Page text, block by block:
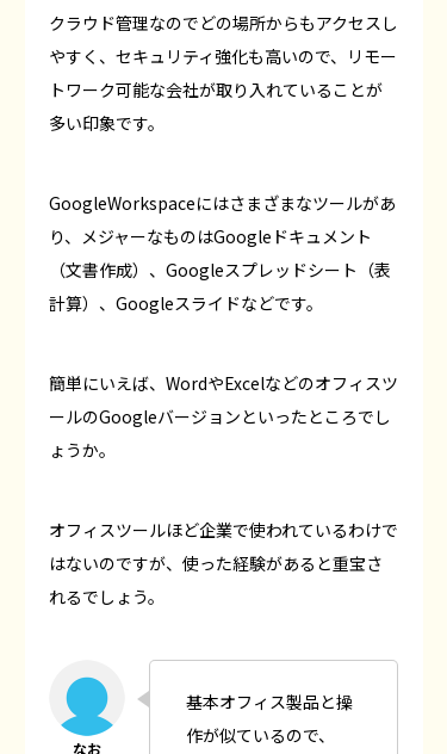
クラウド管理なのでどの場所からもアクセスし
やすく、セキュリティ強化も高いので、リモー
トワーク可能な会社が取り入れていることが
多い印象です。
GoogleWorkspaceにはさまざまなツールがあ
り、メジャーなものはGoogleドキュメント
（文書作成）、Googleスプレッドシート（表
計算）、Googleスライドなどです。
簡単にいえば、WordやExcelなどのオフィスツ
ールのGoogleバージョンといったところでし
ょうか。
オフィスツールほど企業で使われているわけで
はないのですが、使った経験があると重宝さ
れるでしょう。
基本オフィス製品と操
作が似ているので、